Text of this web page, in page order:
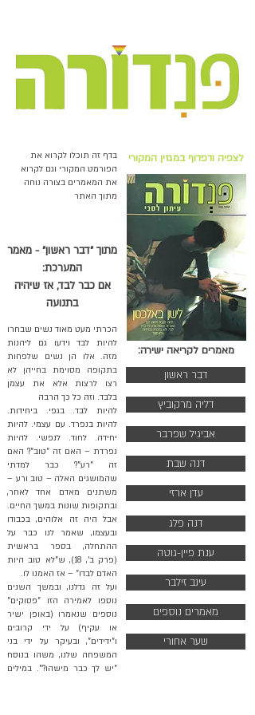
בדף זה תוכלו לקרוא את
הפורמט המקורי וגם לקרוא
את המאמרים בצורה נוחה
מתוך האתר
מתוך ״דבר ראשון״ - מאמר
המערכת:
אם כבר לבד, אז שיהיה
בתנועה
הכרתי מעט מאוד נשים שבחרו
להיות לבד וידעו גם ליהנות
מזה. אלו הן נשים שלפחות
בתקופה מסוימת בחייהן לא
רצו לרצות אלא את עצמן
בלבד. וזה כל כך הרבה
להיות לבד. בגפי. ביחידות.
להיות בנפרד. עם עצמי. להיות
יחידה. לחוד. לנפשי. להיות
נפרדת – האם זה "טוב"? האם
זה "רע"? כבר למדתי
שהמושגים האלה – טוב ורע –
משתנים מאדם אחד לאחר,
ובתקופות שונות במשך החיים.
אבל היה זה אלוהים, בכבודו
ובעצמו, שאמר לנו כבר על
ההתחלה, בספר בראשית
(פרק ב', 18), ש"לא טוב היות
האדם לבדו" – אז האמנו לו.
ועל זה גדלנו, ובמשך השנים
נוספו לאמירה הזו "פסוקים"
נוספים שנאמרו (באופן ישיר
או עקיף) על ידי קרובים
ו"ידידים", ובעיקר על ידי בני
המשפחה שלנו, משהו בנוסח
"יש לך כבר מישהו?". במילים
לצפיה ודפדוף במגזין המקורי
מאמרים לקריאה ישירה:
דבר ראשון
דליה מרקוביץ
אביגיל שפרבר
דנה שבת
עדן ארזי
דנה פלג
ענת פיין-גוטה
עינב זילבר
מאמרים נוספים
שער אחורי